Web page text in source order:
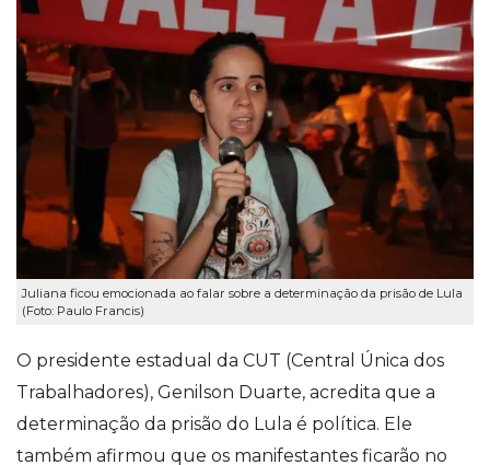
Juliana ficou emocionada ao falar sobre a determinação da prisão de Lula
(Foto: Paulo Francis)
O presidente estadual da CUT (Central Única dos
Trabalhadores), Genilson Duarte, acredita que a
determinação da prisão do Lula é política. Ele
também afirmou que os manifestantes ficarão no